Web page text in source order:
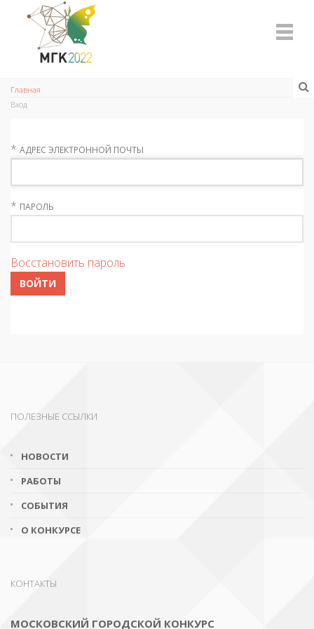
Главная
Вход
* АДРЕС ЭЛЕКТРОННОЙ ПОЧТЫ
* ПАРОЛЬ
Восстановить пароль
ВОЙТИ
ПОЛЕЗНЫЕ ССЫЛКИ
НОВОСТИ
РАБОТЫ
СОБЫТИЯ
О КОНКУРСЕ
КОНТАКТЫ
МОСКОВСКИЙ ГОРОДСКОЙ КОНКУРС